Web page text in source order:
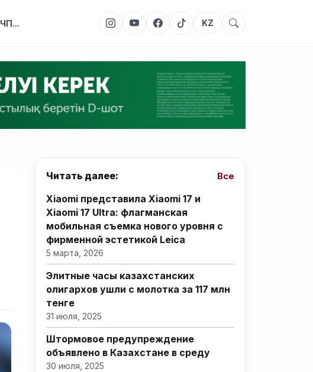
ЧП... KZ
Читать далее: Все
Xiaomi представила Xiaomi 17 и
Xiaomi 17 Ultra: флагманская
мобильная съемка нового уровня с
фирменной эстетикой Leica
5 марта, 2026
Элитные часы казахстанских
олигархов ушли с молотка за 117 млн
тенге
31 июля, 2025
Штормовое предупреждение
объявлено в Казахстане в среду
30 июля, 2025